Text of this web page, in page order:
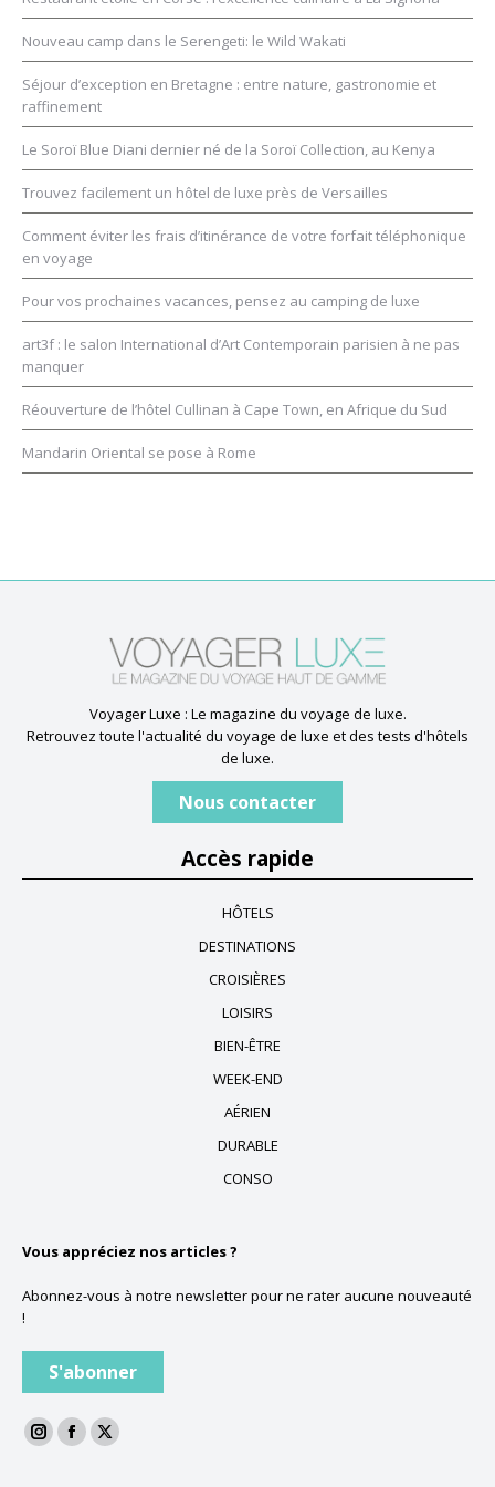
Nouveau camp dans le Serengeti: le Wild Wakati
Séjour d’exception en Bretagne : entre nature, gastronomie et
raffinement
Le Soroï Blue Diani dernier né de la Soroï Collection, au Kenya
Trouvez facilement un hôtel de luxe près de Versailles
Comment éviter les frais d’itinérance de votre forfait téléphonique
en voyage
Pour vos prochaines vacances, pensez au camping de luxe
art3f : le salon International d’Art Contemporain parisien à ne pas
manquer
Réouverture de l’hôtel Cullinan à Cape Town, en Afrique du Sud
Mandarin Oriental se pose à Rome
Voyager Luxe : Le magazine du voyage de luxe.
Retrouvez toute l'actualité du voyage de luxe et des tests d'hôtels
de luxe.
Nous contacter
Accès rapide
HÔTELS
DESTINATIONS
CROISIÈRES
LOISIRS
BIEN-ÊTRE
WEEK-END
AÉRIEN
DURABLE
CONSO
Vous appréciez nos articles ?
Abonnez-vous à notre newsletter pour ne rater aucune nouveauté
!
S'abonner
La
La
La